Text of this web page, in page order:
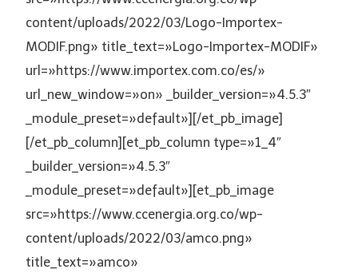
content/uploads/2022/03/Logo-Importex-
MODIF.png» title_text=»Logo-Importex-MODIF»
url=»https://www.importex.com.co/es/»
url_new_window=»on» _builder_version=»4.5.3″
_module_preset=»default»][/et_pb_image]
[/et_pb_column][et_pb_column type=»1_4″
_builder_version=»4.5.3″
_module_preset=»default»][et_pb_image
src=»https://www.ccenergia.org.co/wp-
content/uploads/2022/03/amco.png»
title_text=»amco»